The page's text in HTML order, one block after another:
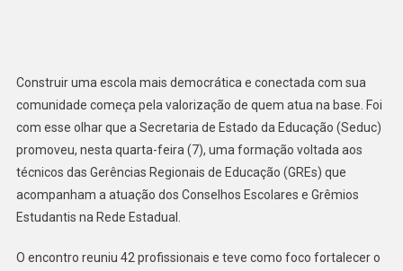
Construir uma escola mais democrática e conectada com sua
comunidade começa pela valorização de quem atua na base. Foi
com esse olhar que a Secretaria de Estado da Educação (Seduc)
promoveu, nesta quarta-feira (7), uma formação voltada aos
técnicos das Gerências Regionais de Educação (GREs) que
acompanham a atuação dos Conselhos Escolares e Grêmios
Estudantis na Rede Estadual.
O encontro reuniu 42 profissionais e teve como foco fortalecer o